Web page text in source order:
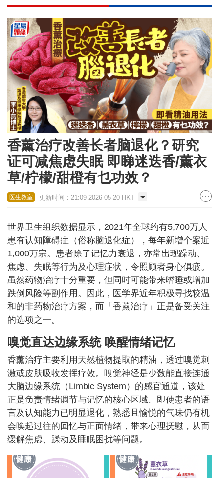
香薰治疗改善长者脑退化？研究
证可减焦虑失眠 即睇迷迭香/薰衣
草/柠檬/甜橙有乜功效？
医生教室 更新时间：21:09 2026-05-20 HKT
世界卫生组织数据显示，2021年全球约有5,700万人
患有认知障碍症（俗称脑退化症），每年新增个案近
1,000万宗。患者除了记忆力衰退，亦常出现躁动、
焦虑、失眠等行为及心理症状，令照顾者身心俱疲。
虽然药物治疗十分重要，但同时可能带来嗜睡或增加
跌倒风险等副作用。因此，医学界近年积极寻找较温
和的非药物治疗方案，而「香薰治疗」正是备受关注
的选项之一。
嗅觉直达边缘系统 唤醒情绪记忆
香薰治疗主要利用天然植物提取的精油，透过嗅觉刺
激或皮肤吸收发挥疗效。嗅觉神经是少数能直接连通
大脑边缘系统（Limbic System）的感官通道，该处
正是负责情绪调节与记忆的核心区域。即使患者的语
言及认知能力已明显退化，熟悉且愉悦的气味仍有机
会唤起过往的回忆与正面情绪，带来心理抚慰，从而
缓解焦虑、躁动及睡眠困扰等问题。